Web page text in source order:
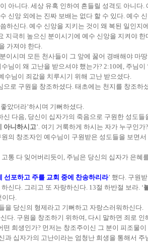
아니다. 세상 유혹 인하여 흔들릴 성격도 아니
신앙 외에는 진짜 보배는 없다 할 수 있다. 예수
하신다. 예수 신앙을 지키는 것이 왜 복된 일인지
지극히 높으신 분이시기에 예수 신앙을 지켜야 한
가져야 한다.
시며 모든 천사들이 그 앞에 꿇어 경배해야 마
님이 왜 고난을 받으셔야 했는가? 2:10에, 주님이 ‘
수님이 죄값을 치루시기 위해 고난 받으셨다.
로 구원을 창조하셨다. 태초에는 천지를 창조
았더라’하시며 기뻐하셨다.
다음, 당신이 십자가의 죽음으로 구원한 성도들
아니하시고’. 여기 거룩하게 하시는 자가 누구인
의 창조자인 예수님이 구원받은 성도들을 보면
통 다 잊어버리듯이, 주님은 당신의 십자가 은
선포하고 주를 교회 중에 찬송하리라’ 했다. 구원
신다. 그리고 또 자랑하신다. 13절 하반절 보라. ‘
이다.
을 당신의 형제라고 기뻐하고 자랑스러워하신다.
다. 구원을 창조하기 위하여, 다시 말하면 죄로
희생인가? 먼저는 창조주이신 그 분이 피조물
십자가의 고난이라는 엄청난 희생을 통해서